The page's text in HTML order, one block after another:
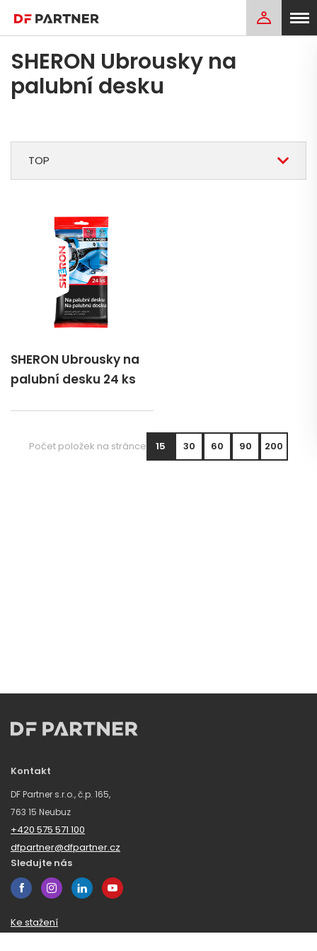
SHERON Ubrousky na
palubní desku
TOP
SHERON Ubrousky na
palubní desku 24 ks
Počet položek na stránce 15 30 60 90 200
Kontakt
DF Partner s.r.o., č.p. 165,
763 15 Neubuz
+420 575 571 100
dfpartner@dfpartner.cz
Sledujte nás
Ke stažení